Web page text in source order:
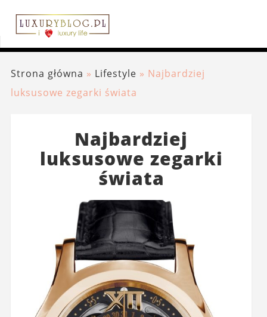
Strona główna » Lifestyle » Najbardziej
luksusowe zegarki świata
Najbardziej
luksusowe zegarki
świata